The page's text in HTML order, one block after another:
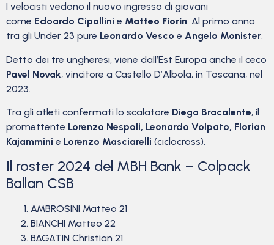
I velocisti vedono il nuovo ingresso di giovani
come Edoardo Cipollini e Matteo Fiorin. Al primo anno
tra gli Under 23 pure Leonardo Vesco e Angelo Monister.
Detto dei tre ungheresi, viene dall’Est Europa anche il ceco
Pavel Novak, vincitore a Castello D’Albola, in Toscana, nel
2023.
Tra gli atleti confermati lo scalatore Diego Bracalente, il
promettente Lorenzo Nespoli, Leonardo Volpato, Florian
Kajammini e Lorenzo Masciarelli (ciclocross).
Il roster 2024 del MBH Bank – Colpack
Ballan CSB
AMBROSINI Matteo 21
BIANCHI Matteo 22
BAGATIN Christian 21